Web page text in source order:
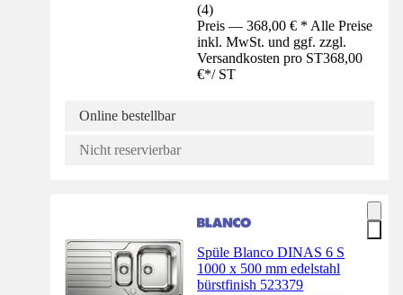
(4)
Preis — 368,00 € * Alle Preise
inkl. MwSt. und ggf. zzgl.
Versandkosten pro ST368,00
€*/ ST
Online bestellbar
Nicht reservierbar
Spüle Blanco DINAS 6 S
1000 x 500 mm edelstahl
bürstfinish 523379